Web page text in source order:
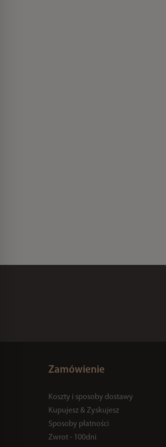
Zamówienie
Koszty i sposoby dostawy
Kupujesz & Zyskujesz
Sposoby płatności
Zwrot - 100dni